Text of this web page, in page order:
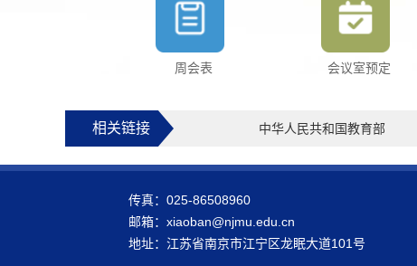
周会表 会议室预定
相关链接 中华人民共和国教育部
传真：025-86508960
邮箱：xiaoban@njmu.edu.cn
地址：江苏省南京市江宁区龙眠大道101号